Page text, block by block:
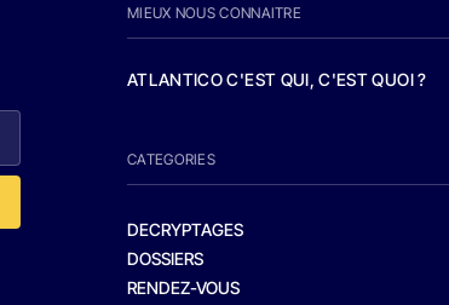
MIEUX NOUS CONNAITRE
ATLANTICO C'EST QUI, C'EST QUOI ?
CATEGORIES
DECRYPTAGES
DOSSIERS
RENDEZ-VOUS